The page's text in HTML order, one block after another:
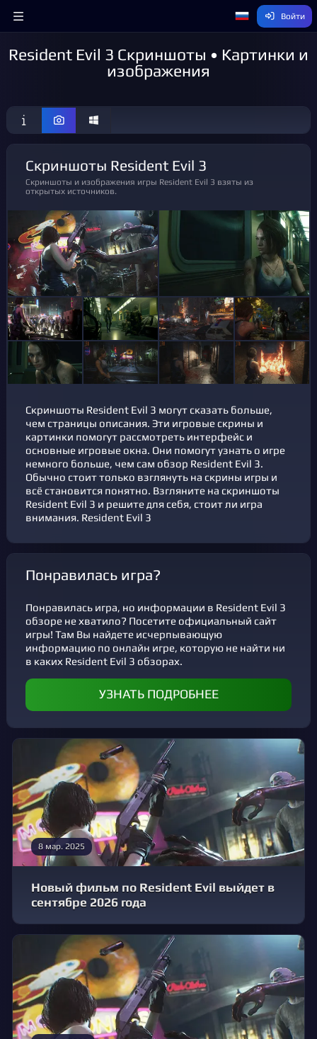
Войти
Resident Evil 3 Скриншоты • Картинки и
изображения
Скриншоты Resident Evil 3
Скриншоты и изображения игры Resident Evil 3 взяты из
открытых источников.
Скриншоты Resident Evil 3 могут сказать больше,
чем страницы описания. Эти игровые скрины и
картинки помогут рассмотреть интерфейс и
основные игровые окна. Они помогут узнать о игре
немного больше, чем сам обзор Resident Evil 3.
Обычно стоит только взглянуть на скрины игры и
всё становится понятно. Взгляните на скриншоты
Resident Evil 3 и решите для себя, стоит ли игра
внимания. Resident Evil 3
Понравилась игра?
Понравилась игра, но информации в Resident Evil 3
обзоре не хватило? Посетите официальный сайт
игры! Там Вы найдете исчерпывающую
информацию по онлайн игре, которую не найти ни
в каких Resident Evil 3 обзорах.
УЗНАТЬ ПОДРОБНЕЕ
8 мар. 2025
Новый фильм по Resident Evil выйдет в
сентябре 2026 года